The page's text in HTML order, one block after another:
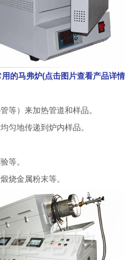
的马弗炉(点击图片查看产品详
等）来加热管道和样品。
匀地传递到炉内样品。
等。
烧金属粉末等。